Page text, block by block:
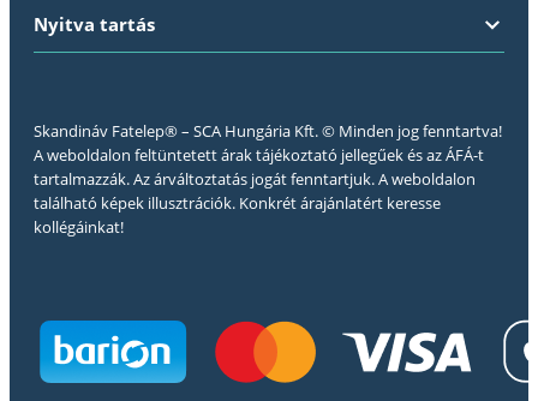
Nyitva tartás
Skandináv Fatelep® – SCA Hungária Kft. © Minden jog fenntartva!
A weboldalon feltüntetett árak tájékoztató jellegűek és az ÁFÁ-t
tartalmazzák. Az árváltoztatás jogát fenntartjuk. A weboldalon
található képek illusztrációk. Konkrét árajánlatért keresse
kollégáinkat!